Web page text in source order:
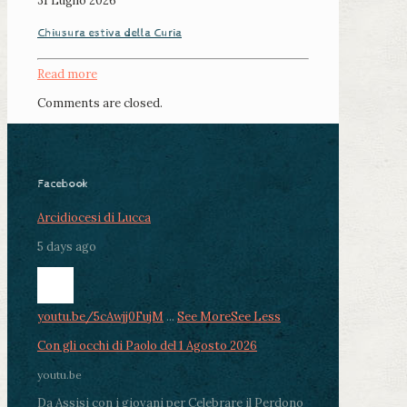
Chiusura estiva della Curia
Read more
Comments are closed.
Facebook
Arcidiocesi di Lucca
5 days ago
youtu.be/5cAwjj0FujM ... See MoreSee Less
Con gli occhi di Paolo del 1 Agosto 2026
youtu.be
Da Assisi con i giovani per Celebrare il Perdono